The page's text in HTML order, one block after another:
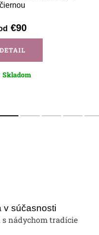
čiernou
€90
DETAIL
Skladom
v súčasnosti
s nádychom tradície